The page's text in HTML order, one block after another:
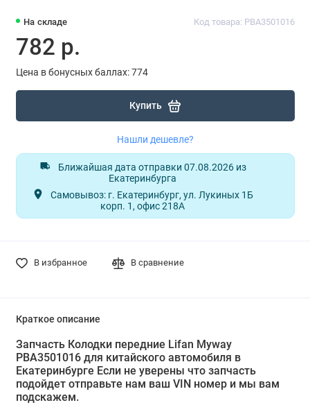
На складе Код товара: PBA3501016
782 р.
Цена в бонусных баллах: 774
Купить
Нашли дешевле?
Ближайшая дата отправки 07.08.2026 из
Екатеринбурга
Самовывоз: г. Екатеринбург, ул. Лукиных 1Б
корп. 1, офис 218А
В избранное В сравнение
Краткое описание
Запчасть Колодки передние Lifan Myway
PBA3501016 для китайского автомобиля в
Екатеринбурге Если не уверены что запчасть
подойдет отправьте нам ваш VIN номер и мы вам
подскажем.